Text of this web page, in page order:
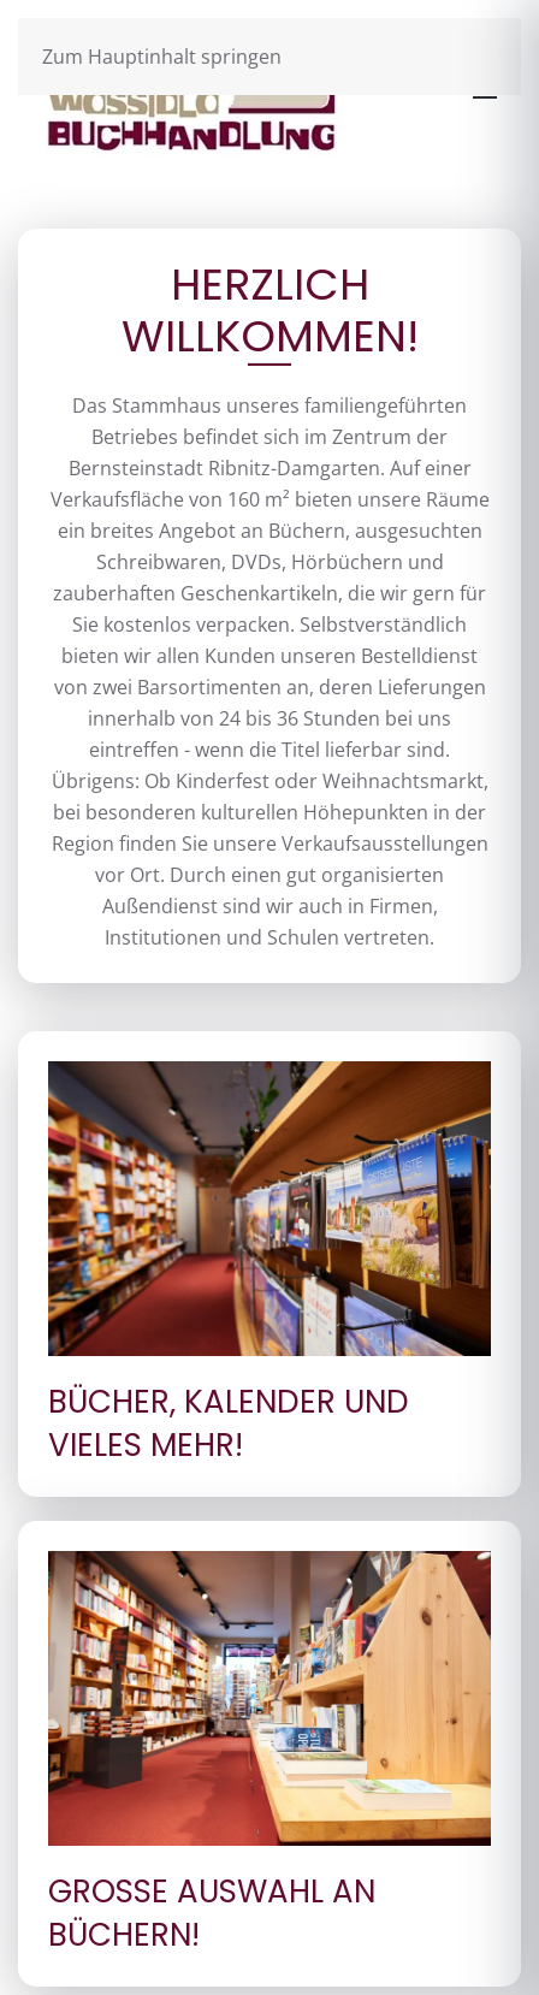
Zum Hauptinhalt springen
Wossidlo
Buchhandlung
Siebdruck
HERZLICH
WILLKOMMEN!
Das Stammhaus unseres familiengeführten
Betriebes befindet sich im Zentrum der
Bernsteinstadt Ribnitz-Damgarten. Auf einer
Verkaufsfläche von 160 m² bieten unsere Räume
ein breites Angebot an Büchern, ausgesuchten
Schreibwaren, DVDs, Hörbüchern und
zauberhaften Geschenkartikeln, die wir gern für
Sie kostenlos verpacken. Selbstverständlich
bieten wir allen Kunden unseren Bestelldienst
von zwei Barsortimenten an, deren Lieferungen
innerhalb von 24 bis 36 Stunden bei uns
eintreffen - wenn die Titel lieferbar sind.
Übrigens: Ob Kinderfest oder Weihnachtsmarkt,
bei besonderen kulturellen Höhepunkten in der
Region finden Sie unsere Verkaufsausstellungen
vor Ort. Durch einen gut organisierten
Außendienst sind wir auch in Firmen,
Institutionen und Schulen vertreten.
BÜCHER, KALENDER UND
VIELES MEHR!
GROSSE AUSWAHL AN B
ÜCHERN!